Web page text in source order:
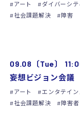
アート ダイバーシテ
社会課題解決
障害
09.08〔Tue〕
妄想ビジョン会議
アート エンタテイン
社会課題解決
障害者